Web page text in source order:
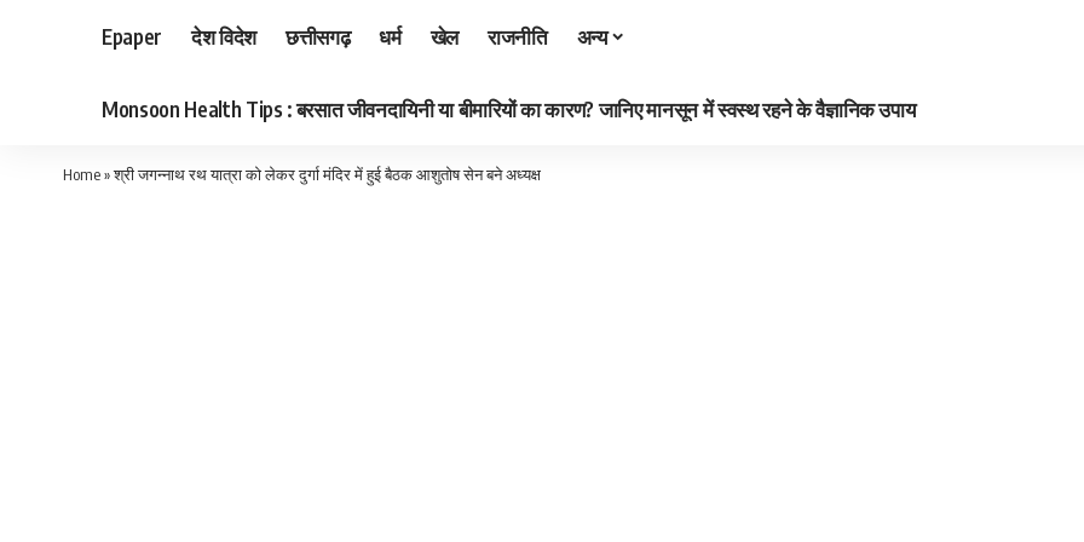
Epaper देश विदेश छत्तीसगढ़ धर्म खेल राजनीति अन्य
Monsoon Health Tips : बरसात जीवनदायिनी या बीमारियों का कारण? जानिए मानसून में स्वस्थ रहने के वैज्ञानिक उपाय
Home»श्री जगन्नाथ रथ यात्रा को लेकर दुर्गा मंदिर में हुई बैठक आशुतोष सेन बने अध्यक्ष